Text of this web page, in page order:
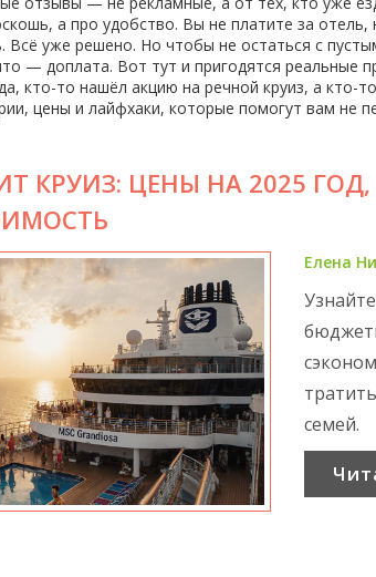
а про удобство. Вы не платите за
Всё уже решено. Но чтобы не остаться с
— доплата. Вот тут и пригодятся реальные
кто-то нашёл акцию на речной круиз, а кто-
цены и лайфхаки, которые помогут вам не
КРУИЗ: ЦЕНЫ НА 2025
Елена
семей.